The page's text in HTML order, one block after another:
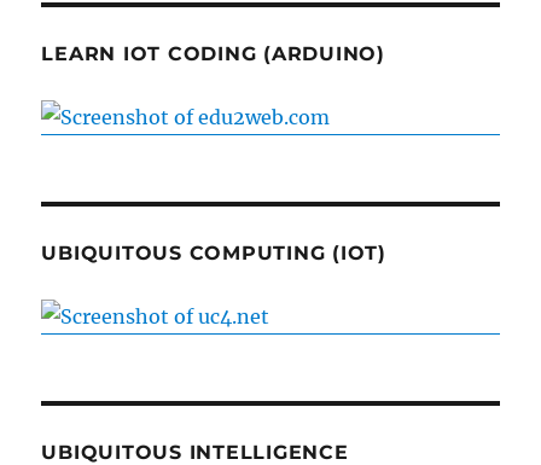
LEARN IOT CODING (ARDUINO)
UBIQUITOUS COMPUTING (IOT)
UBIQUITOUS INTELLIGENCE